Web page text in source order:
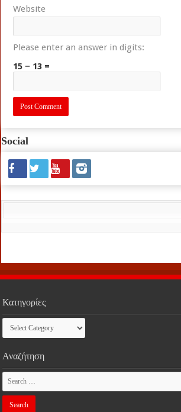
Website
Please enter an answer in digits:
15 − 13 =
Social
Κατηγορίες
Κατηγορίες
Αναζήτηση